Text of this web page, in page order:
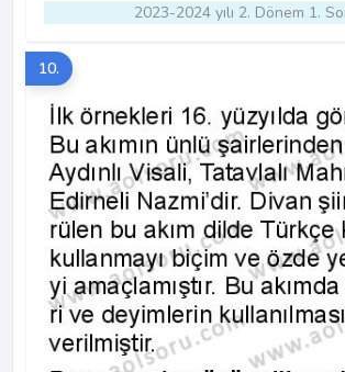
2023-2024 yılı 2. Dönem 1.
10.